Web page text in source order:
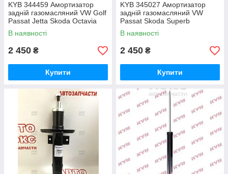
KYB 344459 Амортизатор
задній газомасляний VW Golf
Passat Jetta Skoda Octavia
Yeti Superb 1.2-2.0
В наявності
2 450 ₴
Купити
KYB 345027 Амортизатор
задній газомасляний VW
Passat Skoda Superb
В наявності
2 450 ₴
Купити